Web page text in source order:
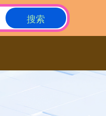
搜索